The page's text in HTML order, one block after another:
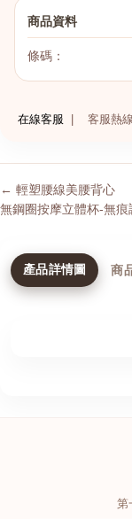
商品資料
條碼：
在線客服 客服熱
← 輕塑腰線美腰背心
無鋼圈按摩立體杯-無
產品詳情圖 商
第